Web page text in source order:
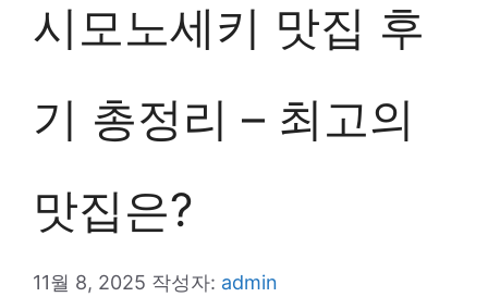
시모노세키 맛집 후
기 총정리 – 최고의
맛집은?
11월 8, 2025 작성자: admin